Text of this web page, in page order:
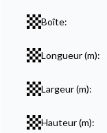
Boîte:
Longueur (m):
Largeur (m):
Hauteur (m):